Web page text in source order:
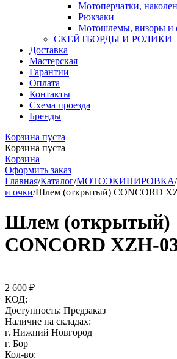
Мотоперчатки,
Рюкзаки
Мотошлемы, визоры и
СКЕЙТБОРДЫ И РОЛИКИ
Доставка
Мастерская
Гарантии
Оплата
Контакты
Схема проезда
Бренды
Корзина пуста
Корзина пуста
Корзина
Оформить заказ
Главная/Каталог/МОТОЭКИПИРОВКА/
и очки/Шлем (открытый) CONCORD
Шлем (открытый)
CONCORD XZH-
2 600 ₽
КОД:
Доступность: Предзаказ
Наличие на складах:
г. Нижний Новгород
г. Бор
Кол-во: